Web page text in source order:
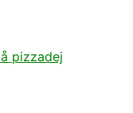
pizzadej